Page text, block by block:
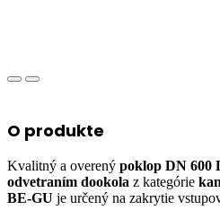
O produkte
Kvalitný a overený poklop DN 600
odvetraním dookola z kategórie
BE-GU je určený na zakrytie